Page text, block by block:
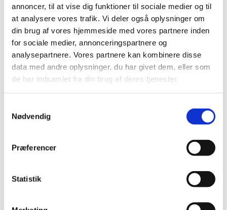
annoncer, til at vise dig funktioner til sociale medier og til
at analysere vores trafik. Vi deler også oplysninger om
din brug af vores hjemmeside med vores partnere inden
for sociale medier, annonceringspartnere og
analysepartnere. Vores partnere kan kombinere disse
data med andre oplysninger, du har givet dem, eller som
de har indsamlet fra din brug af deres tjenester.
Nødvendig
Præferencer
Statistik